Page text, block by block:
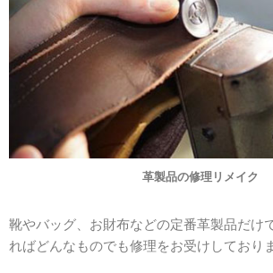
革製品の修理リメイク
靴やバッグ、お財布などの定番革製品だけ
ればどんなものでも修理をお受けしており